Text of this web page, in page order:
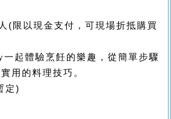
人 ( 限以現金支付，可現場折抵購買
一起體驗烹飪的樂趣，從簡單步驟
用的料理技巧。
定)